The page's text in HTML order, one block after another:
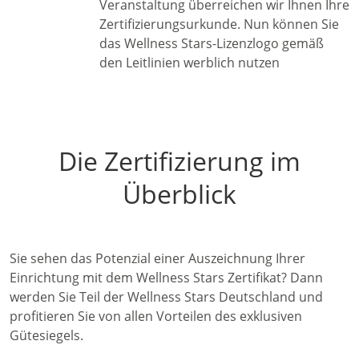
Veranstaltung überreichen wir Ihnen Ihre
Zertifizierungsurkunde. Nun können Sie
das Wellness Stars-Lizenzlogo gemäß
den Leitlinien werblich nutzen
Die Zertifizierung im
Überblick
Sie sehen das Potenzial einer Auszeichnung Ihrer
Einrichtung mit dem Wellness Stars Zertifikat? Dann
werden Sie Teil der Wellness Stars Deutschland und
profitieren Sie von allen Vorteilen des exklusiven
Gütesiegels.